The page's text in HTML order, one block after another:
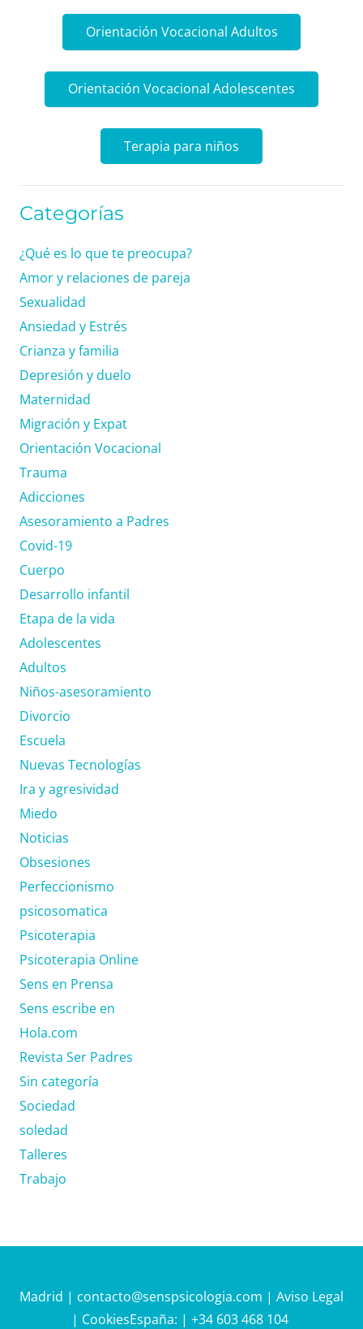
Orientación Vocacional Adultos
Orientación Vocacional Adolescentes
Terapia para niños
Categorías
¿Qué es lo que te preocupa?
Amor y relaciones de pareja
Sexualidad
Ansiedad y Estrés
Crianza y familia
Depresión y duelo
Maternidad
Migración y Expat
Orientación Vocacional
Trauma
Adicciones
Asesoramiento a Padres
Covid-19
Cuerpo
Desarrollo infantil
Etapa de la vida
Adolescentes
Adultos
Niños-asesoramiento
Divorcio
Escuela
Nuevas Tecnologías
Ira y agresividad
Miedo
Noticias
Obsesiones
Perfeccionismo
psicosomatica
Psicoterapia
Psicoterapia Online
Sens en Prensa
Sens escribe en
Hola.com
Revista Ser Padres
Sin categoría
Sociedad
soledad
Talleres
Trabajo
Madrid | contacto@senspsicologia.com | Aviso Legal
| CookiesEspaña: | +34 603 468 104